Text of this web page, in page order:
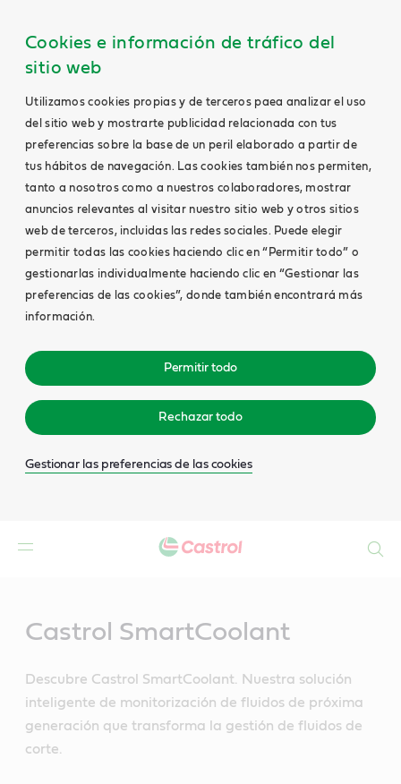
Cookies e información de tráfico del
sitio web
Utilizamos cookies propias y de terceros paea analizar el uso
del sitio web y mostrarte publicidad relacionada con tus
preferencias sobre la base de un peril elaborado a partir de
tus hábitos de navegación. Las cookies también nos permiten,
tanto a nosotros como a nuestros colaboradores, mostrar
anuncios relevantes al visitar nuestro sitio web y otros sitios
web de terceros, incluidas las redes sociales. Puede elegir
permitir todas las cookies haciendo clic en “Permitir todo” o
gestionarlas individualmente haciendo clic en “Gestionar las
preferencias de las cookies”, donde también encontrará más
información.
Permitir todo
Rechazar todo
Gestionar las preferencias de las cookies
Castrol SmartCoolant
Descubre Castrol SmartCoolant. Nuestra solución
inteligente de monitorización de fluidos de próxima
generación que transforma la gestión de fluidos de
corte.